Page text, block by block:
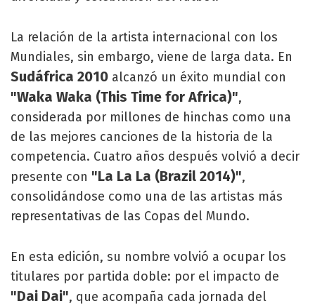
La relación de la artista internacional con los
Mundiales, sin embargo, viene de larga data. En
Sudáfrica 2010 alcanzó un éxito mundial con
"Waka Waka (This Time for Africa)",
considerada por millones de hinchas como una
de las mejores canciones de la historia de la
competencia. Cuatro años después volvió a decir
presente con "La La La (Brazil 2014)",
consolidándose como una de las artistas más
representativas de las Copas del Mundo.
En esta edición, su nombre volvió a ocupar los
titulares por partida doble: por el impacto de
"Dai Dai", que acompaña cada jornada del